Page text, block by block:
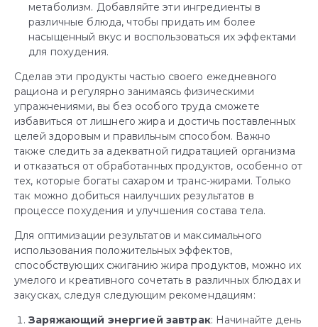
метаболизм. Добавляйте эти ингредиенты в
различные блюда, чтобы придать им более
насыщенный вкус и воспользоваться их эффектами
для похудения.
Сделав эти продукты частью своего ежедневного
рациона и регулярно занимаясь физическими
упражнениями, вы без особого труда сможете
избавиться от лишнего жира и достичь поставленных
целей здоровым и правильным способом. Важно
также следить за адекватной гидратацией организма
и отказаться от обработанных продуктов, особенно от
тех, которые богаты сахаром и транс-жирами. Только
так можно добиться наилучших результатов в
процессе похудения и улучшения состава тела.
Для оптимизации результатов и максимального
использования положительных эффектов,
способствующих сжиганию жира продуктов, можно их
умелого и креативного сочетать в различных блюдах и
закусках, следуя следующим рекомендациям:
Заряжающий энергией завтрак: Начинайте день